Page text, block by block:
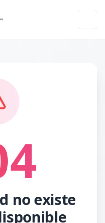
no existe